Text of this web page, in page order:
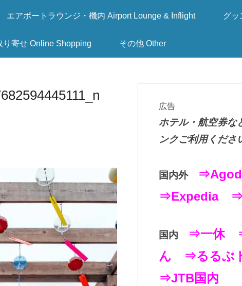
エアポートラウンジ・機内 Airport Lounge & Inflight グッ
り寄せ Online Shopping その他 Other
広告
ホテル・航空券な
ンクご利用くださ
国内外
⇒Expedia
国内 ⇒一休
ん
⇒るるぶ
⇒JTB国内